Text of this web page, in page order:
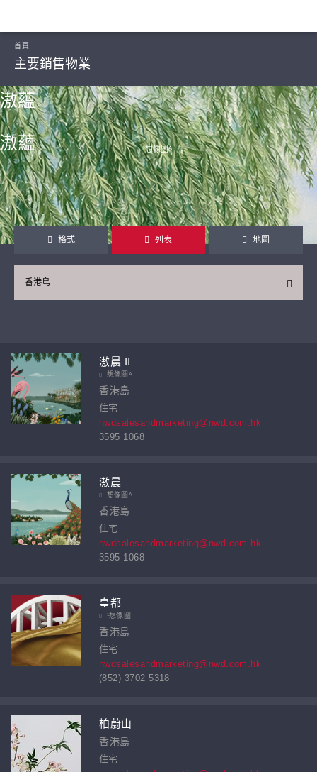
首頁
主要銷售物業
滶蘊
想像圖ᴬ
滶蘊
格式 列表 地圖
香港島
滶晨 II
想像圖ᴬ
香港島
住宅
nwdsalesandmarketing@nwd.com.hk
3595 1068
滶晨
想像圖ᴬ
香港島
住宅
nwdsalesandmarketing@nwd.com.hk
3595 1068
皇都
¹想像圖
香港島
住宅
nwdsalesandmarketing@nwd.com.hk
(852) 3702 5318
柏蔚山
香港島
住宅
繼續